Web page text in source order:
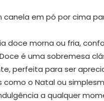
canela em pó por cima
doce morna ou fria,
é uma sobremesa
perfeita para ser
como o Natal ou
a qualquer